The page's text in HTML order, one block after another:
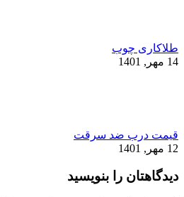
طلاکاری چوب
14 مهر, 1401
قیمت درب ضد سرقت
12 مهر, 1401
دیدگاهتان را بنویسید